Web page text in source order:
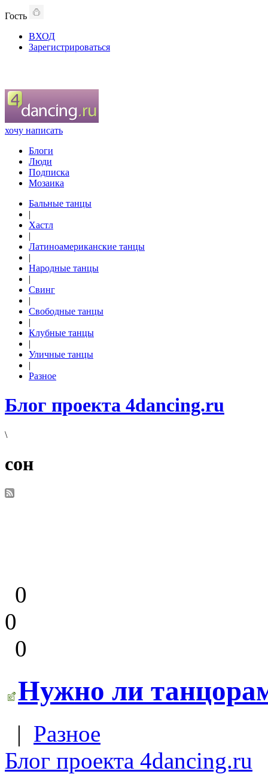
Гость
ВХОД
Зарегистрироваться
хочу написать
Блоги
Люди
Подписка
Мозаика
Бальные танцы
|
Хастл
|
Латиноамериканские танцы
|
Народные танцы
|
Свинг
|
Свободные танцы
|
Клубные танцы
|
Уличные танцы
|
Разное
Блог проекта 4dancing.ru
\
сон
0
0
0
Нужно ли
| Разное
Блог проекта 4dancing.ru